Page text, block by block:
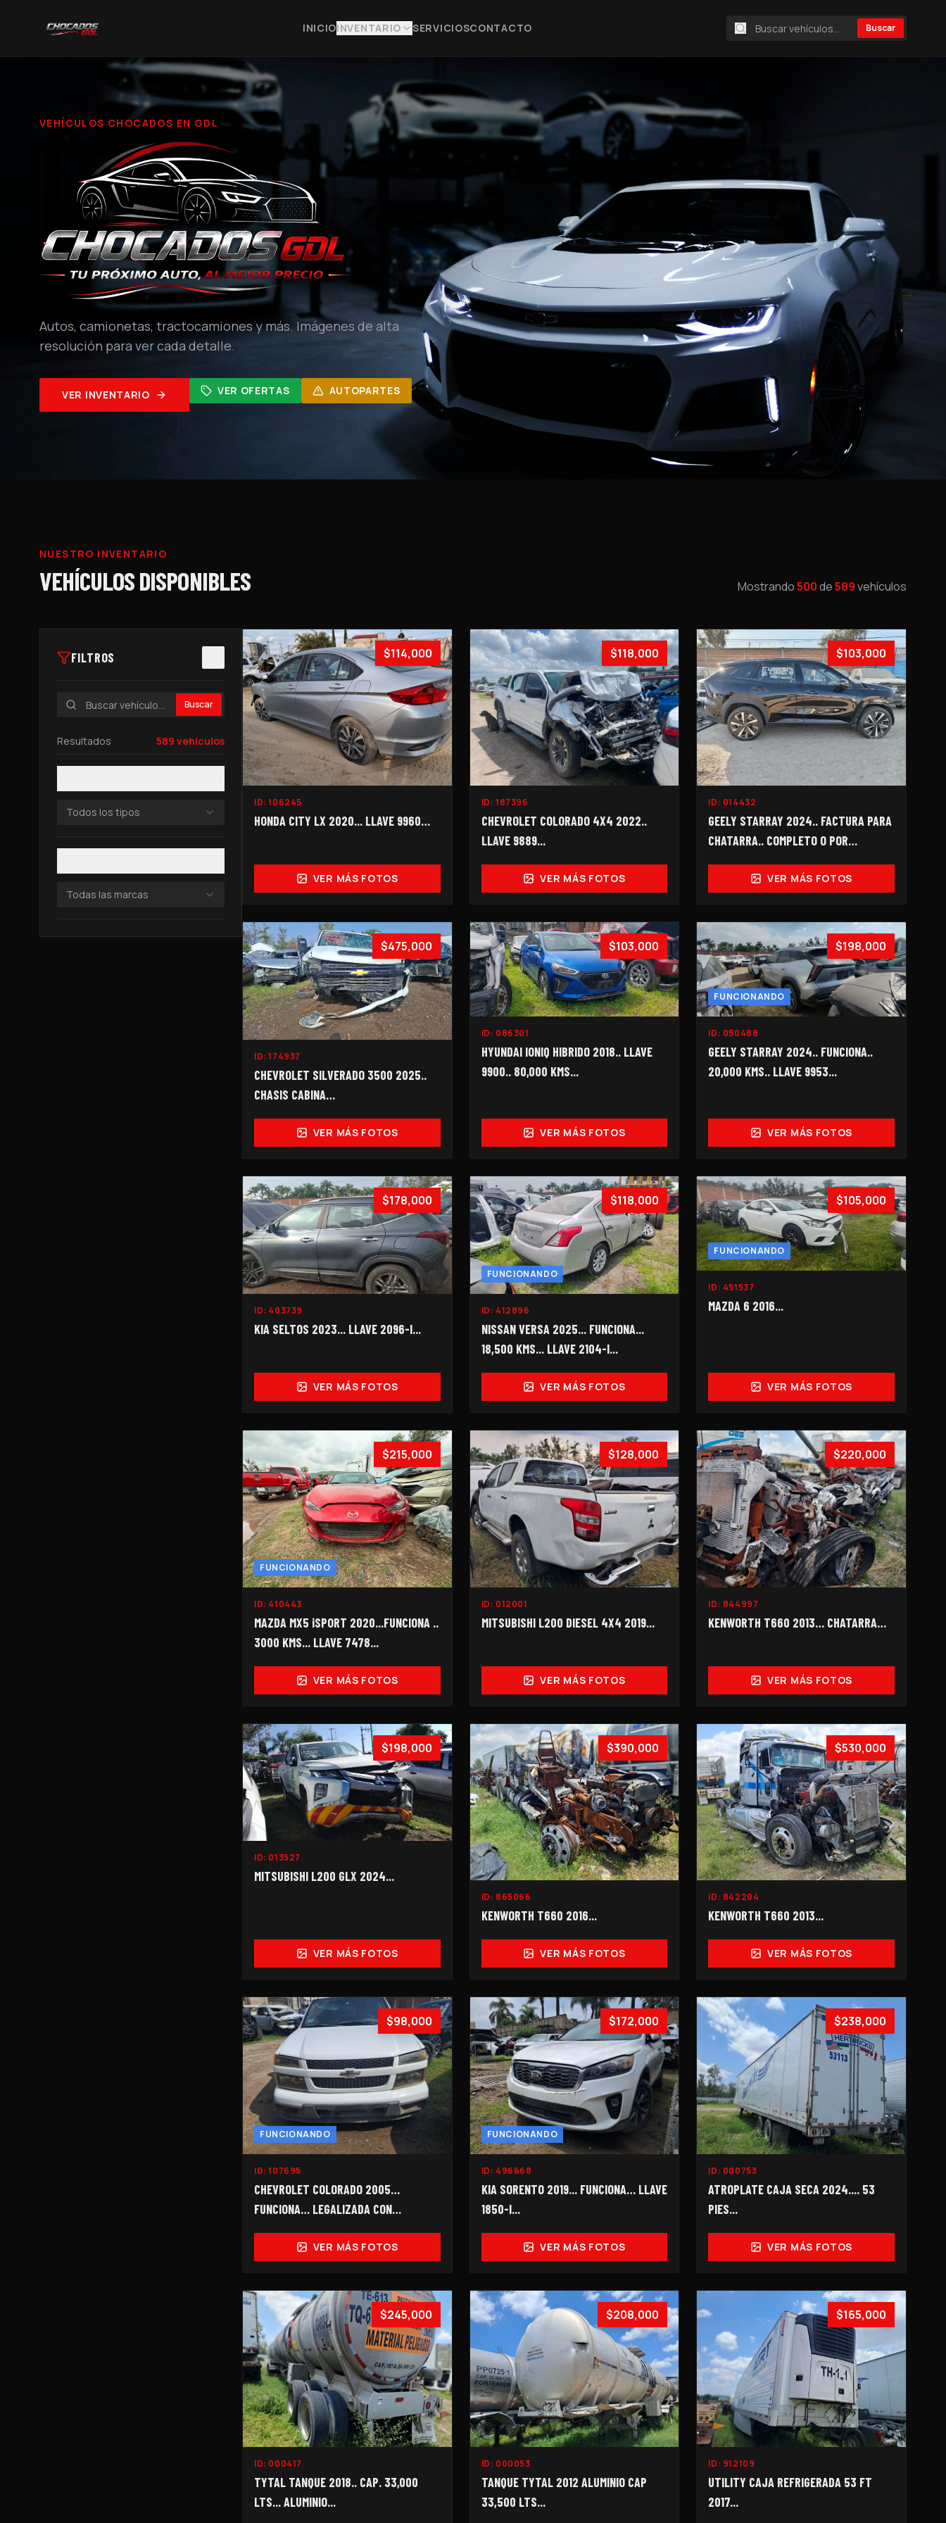
INICIOINVENTARIO SERVICIOSCONTACTO Buscar
VEHÍCULOS CHOCADOS EN GDL
Autos, camionetas, tractocamiones y más. Imágenes de alta
resolución para ver cada detalle.
VER INVENTARIO VER OFERTAS AUTOPARTES
NUESTRO INVENTARIO
VEHÍCULOS DISPONIBLES Mostrando500de589vehículos
FILTROS
Buscar
Resultados 589 vehiculos
Todos los tipos
Todas las marcas
$114,000
ID:106245
HONDA CITY LX 2020... LLAVE 9960…
VER MÁS FOTOS
$118,000
ID:187396
CHEVROLET COLORADO 4X4 2022..
LLAVE 9889...
VER MÁS FOTOS
$103,000
ID: 014432
GEELY STARRAY 2024.. FACTURA PARA
CHATARRA.. COMPLETO O POR
PARTES...
VER MÁS FOTOS
$475,000
ID:174937
CHEVROLET SILVERADO 3500 2025..
CHASIS CABINA…
VER MÁS FOTOS
$103,000
ID: 086301
HYUNDAI IONIQ HIBRIDO 2018.. LLAVE
9900.. 80,000 KMS...
VER MÁS FOTOS
$198,000
FUNCIONANDO
ID: 050488
GEELY STARRAY 2024.. FUNCIONA..
20,000 KMS.. LLAVE 9953...
VER MÁS FOTOS
$178,000
ID: 403739
KIA SELTOS 2023... LLAVE 2096-I...
VER MÁS FOTOS
$118,000
FUNCIONANDO
ID: 412896
NISSAN VERSA 2025... FUNCIONA...
18,500 KMS... LLAVE 2104-I...
VER MÁS FOTOS
$105,000
FUNCIONANDO
ID: 451537
MAZDA 6 2016...
VER MÁS FOTOS
$215,000
FUNCIONANDO
ID: 410443
MAZDA MX5 iSPORT 2020...FUNCIONA ..
3000 KMS... LLAVE 7478...
VER MÁS FOTOS
$128,000
ID: 012001
MITSUBISHI L200 DIESEL 4X4 2019...
VER MÁS FOTOS
$220,000
ID: 844997
KENWORTH T660 2013… CHATARRA…
VER MÁS FOTOS
$198,000
ID: 013527
MITSUBISHI L200 GLX 2024...
VER MÁS FOTOS
$390,000
ID: 865066
KENWORTH T660 2016...
VER MÁS FOTOS
$530,000
ID: 842204
KENWORTH T660 2013...
VER MÁS FOTOS
$98,000
FUNCIONANDO
ID:107695
CHEVROLET COLORADO 2005…
FUNCIONA… LEGALIZADA CON
VER MÁS FOTOS
$172,000
FUNCIONANDO
ID: 496668
KIA SORENTO 2019... FUNCIONA… LLAVE
1850-I...
VER MÁS FOTOS
$238,000
ID: 000753
ATROPLATE CAJA SECA 2024.... 53
PIES...
VER MÁS FOTOS
$245,000
ID: 000417
TYTAL TANQUE 2018.. CAP. 33,000
LTS... ALUMINIO...
$208,000
ID: 000053
TANQUE TYTAL 2012 ALUMINIO CAP
33,500 LTS...
$165,000
ID: 912109
UTILITY CAJA REFRIGERADA 53 FT
2017...